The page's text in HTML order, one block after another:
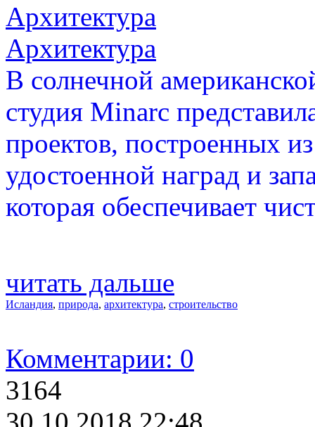
Архитектура
Архитектура
В солнечной
студия Minarc
проектов, построенных
удостоенной наград и
которая обеспечивает
читать дальше
Исландия, природа, архитектура, строительство
Комментарии: 0
3164